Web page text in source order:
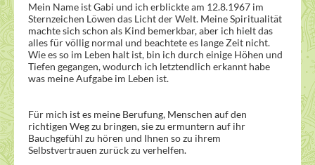
Mein Name ist Gabi und ich erblickte am 12.8.1967 im
Sternzeichen Löwen das Licht der Welt. Meine Spiritualität
machte sich schon als Kind bemerkbar, aber ich hielt das
alles für völlig normal und beachtete es lange Zeit nicht.
Wie es so im Leben halt ist, bin ich durch einige Höhen und
Tiefen gegangen, wodurch ich letztendlich erkannt habe
was meine Aufgabe im Leben ist.
Für mich ist es meine Berufung, Menschen auf den
richtigen Weg zu bringen, sie zu ermuntern auf ihr
Bauchgefühl zu hören und Ihnen so zu ihrem
Selbstvertrauen zurück zu verhelfen.